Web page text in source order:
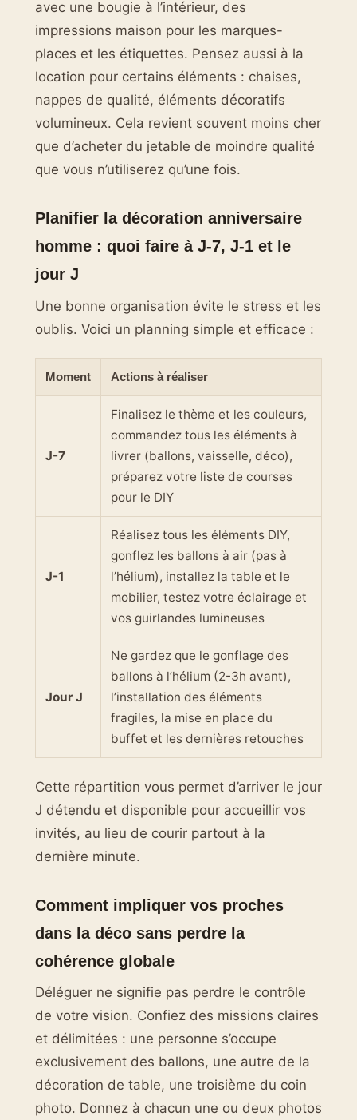
avec une bougie à l’intérieur, des
impressions maison pour les marques-
places et les étiquettes. Pensez aussi à la
location pour certains éléments : chaises,
nappes de qualité, éléments décoratifs
volumineux. Cela revient souvent moins cher
que d’acheter du jetable de moindre qualité
que vous n’utiliserez qu’une fois.
Planifier la décoration anniversaire
homme : quoi faire à J-7, J-1 et le
jour J
Une bonne organisation évite le stress et les
oublis. Voici un planning simple et efficace :
Moment Actions à réaliser
J-7
Finalisez le thème et les couleurs,
commandez tous les éléments à
livrer (ballons, vaisselle, déco),
préparez votre liste de courses
pour le DIY
J-1
Réalisez tous les éléments DIY,
gonflez les ballons à air (pas à
l’hélium), installez la table et le
mobilier, testez votre éclairage et
vos guirlandes lumineuses
Jour J
Ne gardez que le gonflage des
ballons à l’hélium (2-3h avant),
l’installation des éléments
fragiles, la mise en place du
buffet et les dernières retouches
Cette répartition vous permet d’arriver le jour
J détendu et disponible pour accueillir vos
invités, au lieu de courir partout à la
dernière minute.
Comment impliquer vos proches
dans la déco sans perdre la
cohérence globale
Déléguer ne signifie pas perdre le contrôle
de votre vision. Confiez des missions claires
et délimitées : une personne s’occupe
exclusivement des ballons, une autre de la
décoration de table, une troisième du coin
photo. Donnez à chacun une ou deux photos